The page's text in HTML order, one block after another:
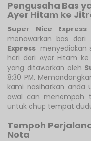
Pengusaha Bas
Ayer Hitam ke
Super Nice Express
menawarkan bas dari
Express menyediakan
hari dari Ayer Hitam
yang ditawarkan oleh
8:30 PM.
kami nasihatkan anda
awal dan menempah
untuk chup tempat
Tempoh
Nota